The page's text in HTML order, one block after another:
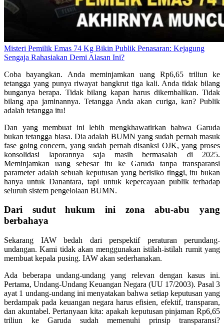
Misteri Pemilik Emas 74 Kg Bikin Publik Penasaran: Kejagung
Sengaja Rahasiakan Demi Alasan Ini?
Coba bayangkan. Anda meminjamkan uang Rp6,65 triliun ke
tetangga yang punya riwayat bangkrut tiga kali. Anda tidak bilang
bunganya berapa. Tidak bilang kapan harus dikembalikan. Tidak
bilang apa jaminannya. Tetangga Anda akan curiga, kan? Publik
adalah tetangga itu!
Dan yang membuat ini lebih mengkhawatirkan bahwa Garuda
bukan tetangga biasa. Dia adalah BUMN yang sudah pernah masuk
fase going concern, yang sudah pernah disanksi OJK, yang proses
konsolidasi laporannya saja masih bermasalah di 2025.
Meminjamkan uang sebesar itu ke Garuda tanpa transparansi
parameter adalah sebuah keputusan yang berisiko tinggi, itu bukan
hanya untuk Danantara, tapi untuk kepercayaan publik terhadap
seluruh sistem pengelolaan BUMN.
Dari sudut hukum ini zona abu-abu yang
berbahaya
Sekarang IAW bedah dari perspektif peraturan perundang-
undangan. Kami tidak akan menggunakan istilah-istilah rumit yang
membuat kepala pusing. IAW akan sederhanakan.
Ada beberapa undang-undang yang relevan dengan kasus ini.
Pertama, Undang-Undang Keuangan Negara (UU 17/2003). Pasal 3
ayat 1 undang-undang ini menyatakan bahwa setiap keputusan yang
berdampak pada keuangan negara harus efisien, efektif, transparan,
dan akuntabel. Pertanyaan kita: apakah keputusan pinjaman Rp6,65
triliun ke Garuda sudah memenuhi prinsip transparansi?